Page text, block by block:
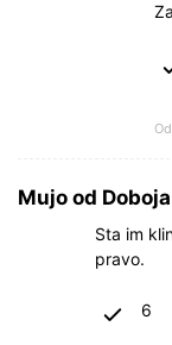
Mujo od Doboja
Sta im
pravo.
6